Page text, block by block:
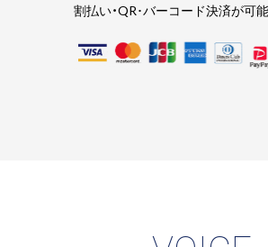
割払い・QR･バーコード決済が可